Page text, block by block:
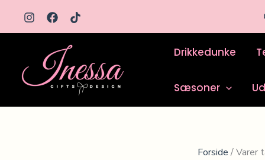
Drikkedunke
Sæsoner
Forside / Varer